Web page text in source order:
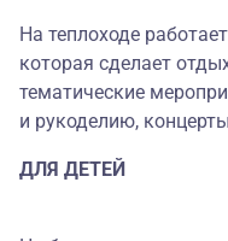
На теплоходе
которая сделает
тематические
и рукоделию,
ДЛЯ ДЕТЕЙ